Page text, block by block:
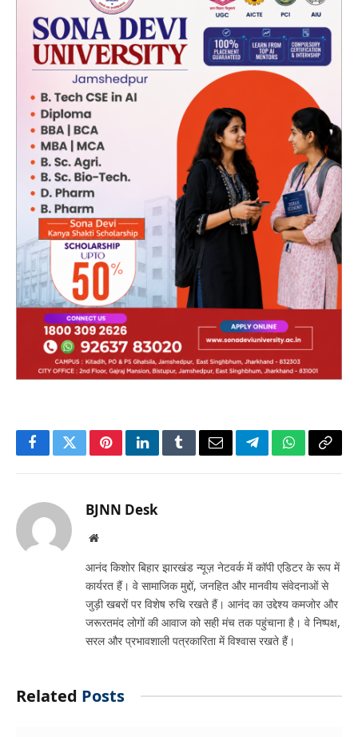
FacebookTwitterPinterestLinkedInTumblrEmailTelegramWhatsApp
Copy
BJNN Desk
Website
आनंद किशोर बिहार झारखंड न्यूज़ नेटवर्क में कॉपी एडिटर के रूप में
कार्यरत हैं। वे सामाजिक मुद्दों, जनहित और मानवीय संवेदनाओं से
जुड़ी खबरों पर विशेष रुचि रखते हैं। आनंद का उद्देश्य कमजोर और
जरूरतमंद लोगों की आवाज को सही मंच तक पहुंचाना है। वे निष्पक्ष,
सरल और प्रभावशाली पत्रकारिता में विश्वास रखते हैं।
Related Posts